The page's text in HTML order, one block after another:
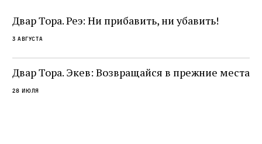
не просто покровитель переводчиков,
окружённый книгами. Перед нами человек,
одно решение которого вызвало возмущение
целой общины и стало частью многовекового
спора о том, кому принадлежит последнее
слово в переводе Библии
Двар Тора. Реэ: Ни прибавить, ни убавить!
3 августа
Двар Тора. Экев: Возвращайся в прежние места
28 июля